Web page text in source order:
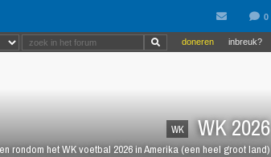
WK WK 2026
rondom het WK voetbal 2026 in Amerika (een heel groot land)
inbreuk?
doneren